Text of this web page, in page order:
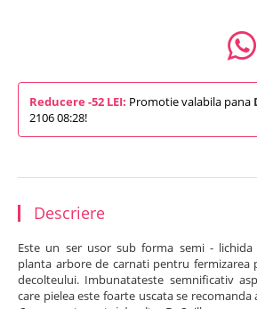
Reducere -52 LEI: Promotie valabila pana
2106 08:28!
Descriere
Este un ser usor sub forma semi -
planta arbore de carnati pentru fermizarea
decolteului. Imbunatateste semnificativ
care pielea este foarte uscata se